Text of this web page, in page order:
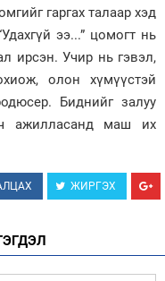
гаргах талаар хэд
ээ...” цомогт нь
ирсэн. Учир нь гэвэл,
олон хүмүүстэй
Биднийг залуу
ажилласанд маш их
ЖИРГЭХ